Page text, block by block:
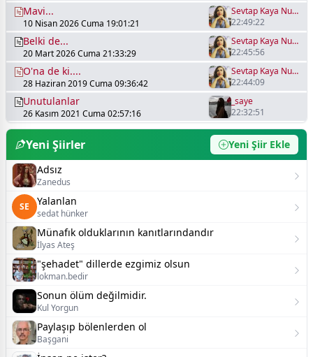
Mavi...
10 Nisan 2026 Cuma 19:01:21
Sevtap Kaya Nurgönül
22:49:22
Belki de...
20 Mart 2026 Cuma 21:33:29
Sevtap Kaya Nurgönül
22:45:56
O'na de ki....
28 Haziran 2019 Cuma 09:36:42
Sevtap Kaya Nurgönül
22:44:09
Unutulanlar
26 Kasım 2021 Cuma 02:57:16
_saye
22:32:51
Yeni Şiirler
Yeni Şiir Ekle
Adsız
Zanedus
SE Yalanlan
sedat hünker
Münafık olduklarının kanıtlarındandır
İlyas Ateş
"şehadet" dillerde ezgimiz olsun
lokman.bedir
Sonun ölüm değilmidir.
Kul Yorgun
Paylaşıp bölenlerden ol
Başgani